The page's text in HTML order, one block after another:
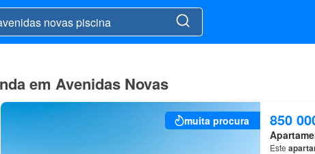
em Avenidas Novas
muita procura 850
Este